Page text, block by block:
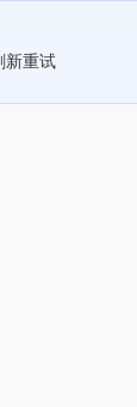
新重试